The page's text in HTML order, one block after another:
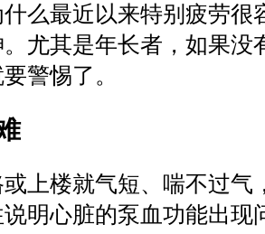
么最近以来特别疲劳很
尤其是年长者，如果没
警惕了。
上楼就气短、喘不过气
明心脏的泵血功能出现